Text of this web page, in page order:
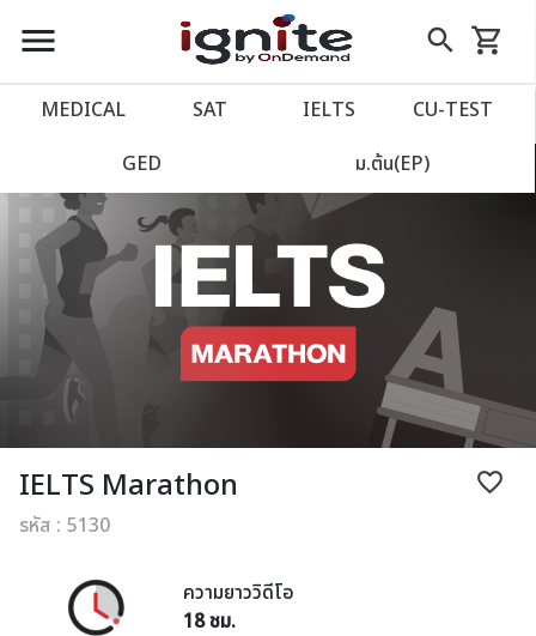
close
account_balance หน้าแรก
เว็บไซต์อิกไนท์
local_offer โปรโมชั่น
import_contacts วางแผนการเรียน
เข้าสู่ระบบ
assignment ลงทะเบียน
menu search
Skip
to
shopping_cart
รถเข็น
MEDICAL SAT IELTS CU‑TEST
GED ม.ต้น(EP)
favorite_border
IELTS Marathon
รหัส : 5130
ความยาววิดีโอ
18 ชม.